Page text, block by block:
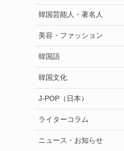
韓国芸能人・著名人
美容・ファッション
韓国語
韓国文化
J-POP（日本）
ライターコラム
ニュース・お知らせ